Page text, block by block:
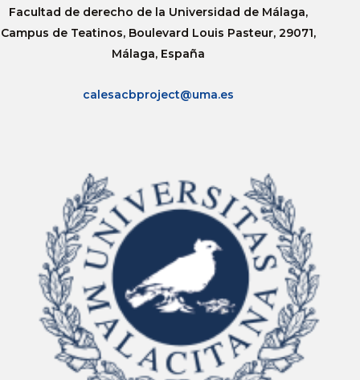
Facultad de derecho de la Universidad de Málaga,
Campus de Teatinos, Boulevard Louis Pasteur, 29071,
Málaga, España
calesacbproject@uma.es